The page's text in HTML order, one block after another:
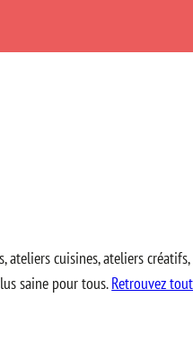
ateliers cuisines, ateliers
saine pour tous.Retrouvez